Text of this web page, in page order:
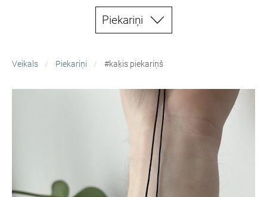
Piekariņi
Veikals Piekariņi #kaķis piekariņš